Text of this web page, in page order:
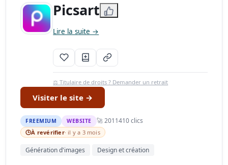
Picsart
Lire la suite →
⚖️ Titulaire de droits ? Demander un retrait
Visiter le site →
FREEMIUM WEBSITE 🚀 2011410 clics
🕒À revérifier· il y a 3 mois
Génération d'images Design et création